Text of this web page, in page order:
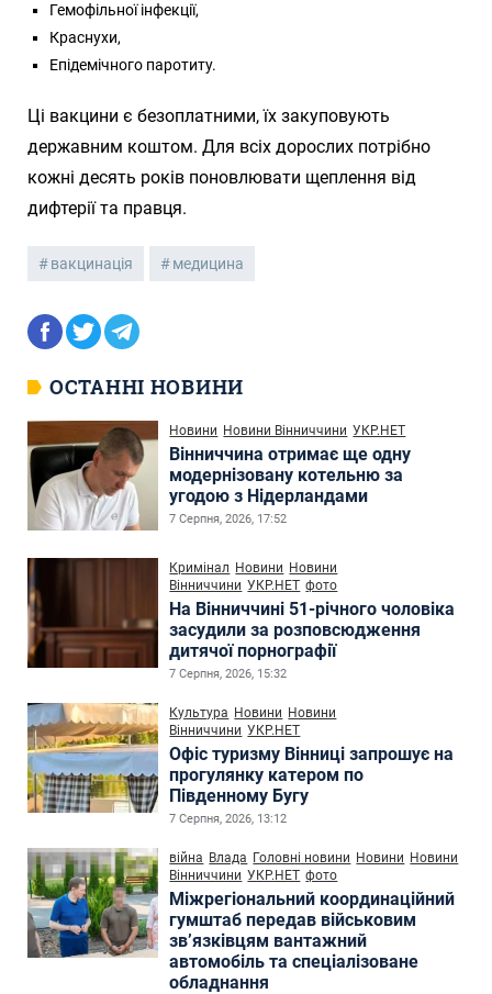
Гемофільної інфекції,
Краснухи,
Епідемічного паротиту.
Ці вакцини є безоплатними, їх закуповують
державним коштом. Для всіх дорослих потрібно
кожні десять років поновлювати щеплення від
дифтерії та правця.
вакцинація медицина
ОСТАННІ НОВИНИ
Новини Новини Вінниччини УКР.НЕТ
Вінниччина отримає ще одну
модернізовану котельню за
угодою з Нідерландами
7 Серпня, 2026, 17:52
Кримінал Новини Новини
Вінниччини УКР.НЕТ фото
На Вінниччині 51-річного чоловіка
засудили за розповсюдження
дитячої порнографії
7 Серпня, 2026, 15:32
Культура Новини Новини
Вінниччини УКР.НЕТ
Офіс туризму Вінниці запрошує на
прогулянку катером по
Південному Бугу
7 Серпня, 2026, 13:12
війна Влада Головні новини Новини Новини
Вінниччини УКР.НЕТ фото
Міжрегіональний координаційний
гумштаб передав військовим
зв’язківцям вантажний
автомобіль та спеціалізоване
обладнання